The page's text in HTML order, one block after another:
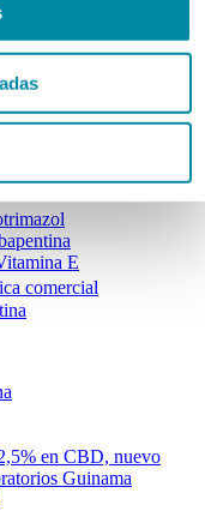
E
comercial
en CBD, nuevo
Guinama